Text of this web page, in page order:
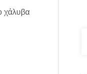
χάλυβα